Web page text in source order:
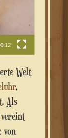
,
Als
von